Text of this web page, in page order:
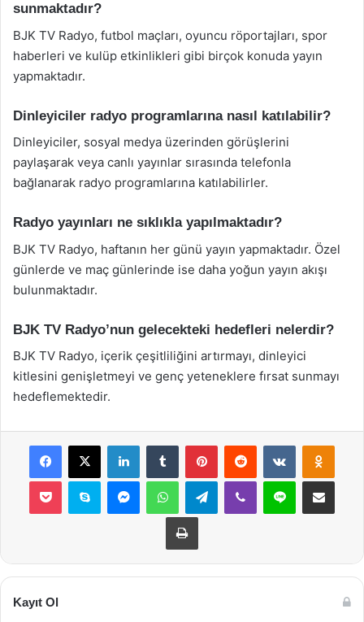
sunmaktadır?
BJK TV Radyo, futbol maçları, oyuncu röportajları, spor
haberleri ve kulüp etkinlikleri gibi birçok konuda yayın
yapmaktadır.
Dinleyiciler radyo programlarına nasıl katılabilir?
Dinleyiciler, sosyal medya üzerinden görüşlerini
paylaşarak veya canlı yayınlar sırasında telefonla
bağlanarak radyo programlarına katılabilirler.
Radyo yayınları ne sıklıkla yapılmaktadır?
BJK TV Radyo, haftanın her günü yayın yapmaktadır. Özel
günlerde ve maç günlerinde ise daha yoğun yayın akışı
bulunmaktadır.
BJK TV Radyo’nun gelecekteki hedefleri nelerdir?
BJK TV Radyo, içerik çeşitliliğini artırmayı, dinleyici
kitlesini genişletmeyi ve genç yeteneklere fırsat sunmayı
hedeflemektedir.
Facebook
X LinkedInTumblr PinterestReddit VKontakte
Pocket Skype MessengerWhatsAppTelegramViber Line E-Posta ile
Yazdır
Kayıt Ol